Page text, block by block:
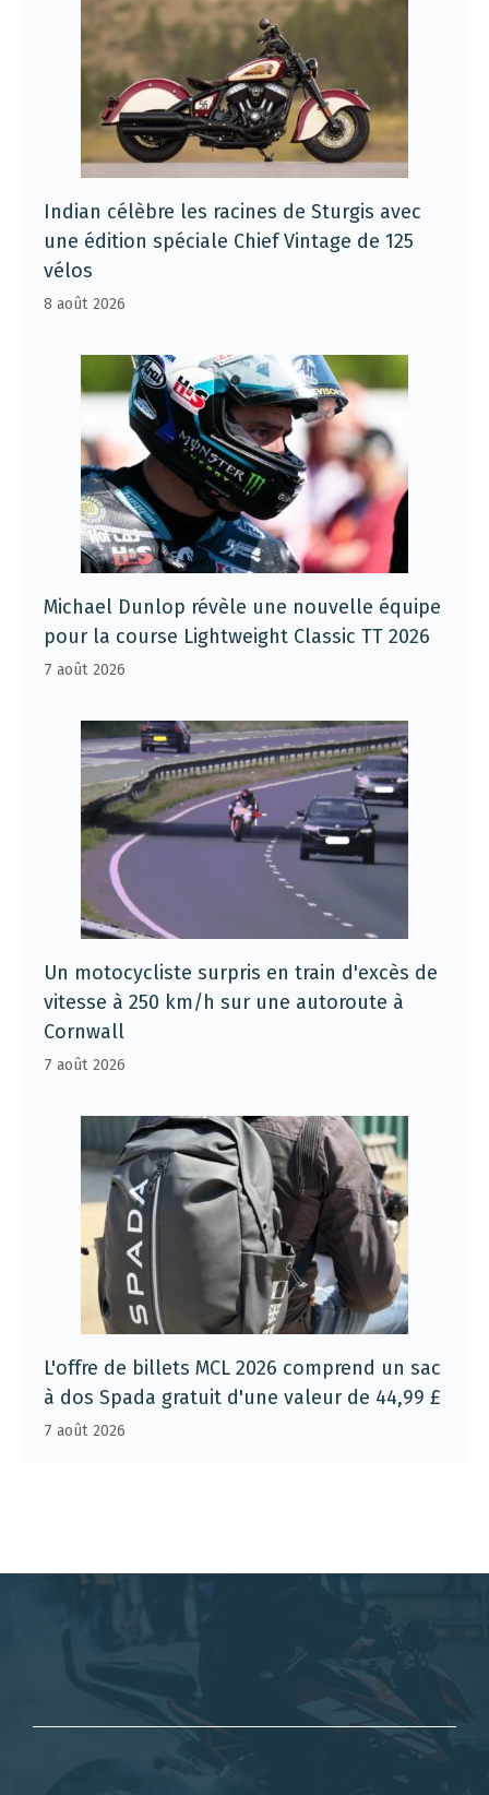
Indian célèbre les racines de Sturgis avec
une édition spéciale Chief Vintage de 125
vélos
8 août 2026
Michael Dunlop révèle une nouvelle équipe
pour la course Lightweight Classic TT 2026
7 août 2026
Un motocycliste surpris en train d'excès de
vitesse à 250 km/h sur une autoroute à
Cornwall
7 août 2026
L'offre de billets MCL 2026 comprend un sac
à dos Spada gratuit d'une valeur de 44,99 £
7 août 2026